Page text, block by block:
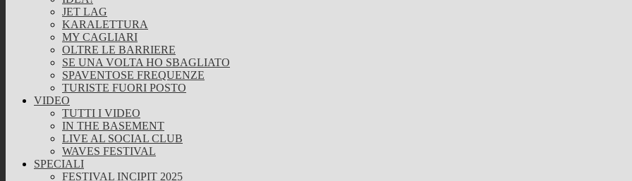
JET LAG
KARALETTURA
MY CAGLIARI
OLTRE LE BARRIERE
SE UNA VOLTA HO SBAGLIATO
SPAVENTOSE FREQUENZE
TURISTE FUORI POSTO
VIDEO
TUTTI I VIDEO
IN THE BASEMENT
LIVE AL SOCIAL CLUB
WAVES FESTIVAL
SPECIALI
FESTIVAL INCIPIT 2025